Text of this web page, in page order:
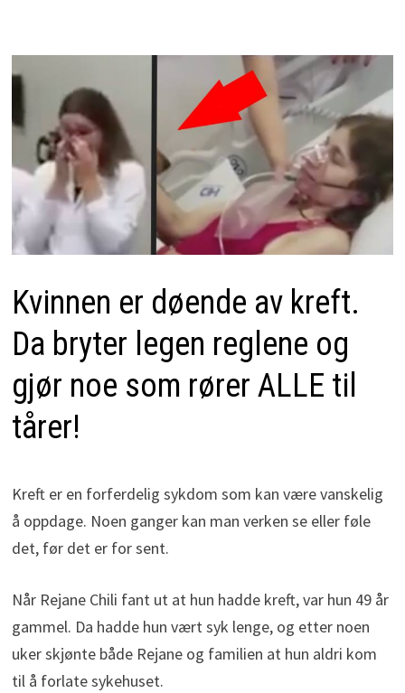
Kvinnen er døende av kreft.
Da bryter legen reglene og
gjør noe som rører ALLE til
tårer!
Kreft er en forferdelig sykdom som kan være vanskelig
å oppdage. Noen ganger kan man verken se eller føle
det, før det er for sent.
Når Rejane Chili fant ut at hun hadde kreft, var hun 49 år
gammel. Da hadde hun vært syk lenge, og etter noen
uker skjønte både Rejane og familien at hun aldri kom
til å forlate sykehuset.